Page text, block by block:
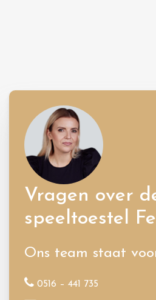
Vragen over
speeltoestel
Ons team staat
0516 – 441 735